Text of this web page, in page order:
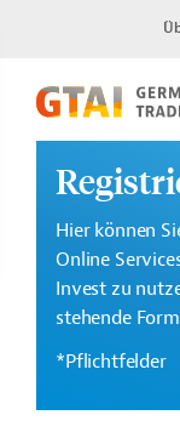
Hier können
Online
Invest zu
stehende
*Pflichtfelder